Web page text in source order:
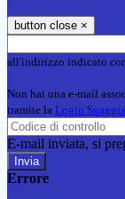
button close ×
all'indirizzo indicato
Non hai una e-mail
tramite la Login
E-mail inviata, si
Errore